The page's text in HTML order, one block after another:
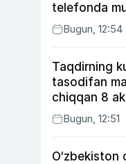
telefonda
Bugun, 12:54
Taqdirning
tasodifan
chiqqan 8
Bugun, 12:51